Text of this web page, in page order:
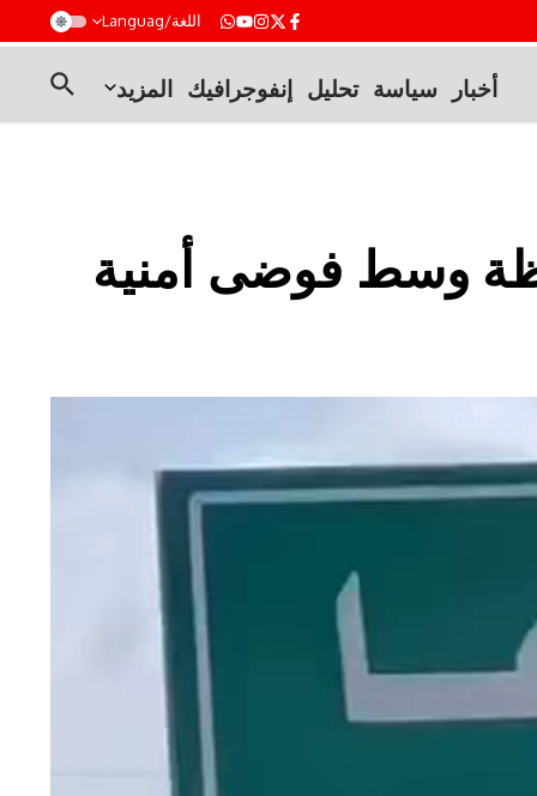
اللغة/Languag
أخبار سياسة تحليل إنفوجرافيك المزيد
وسط فوضى أمنية